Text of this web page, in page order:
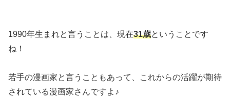
1990年生まれと言うことは、現在31歳ということです
ね！
若手の漫画家と言うこともあって、これからの活躍が期待
されている漫画家さんですよ♪